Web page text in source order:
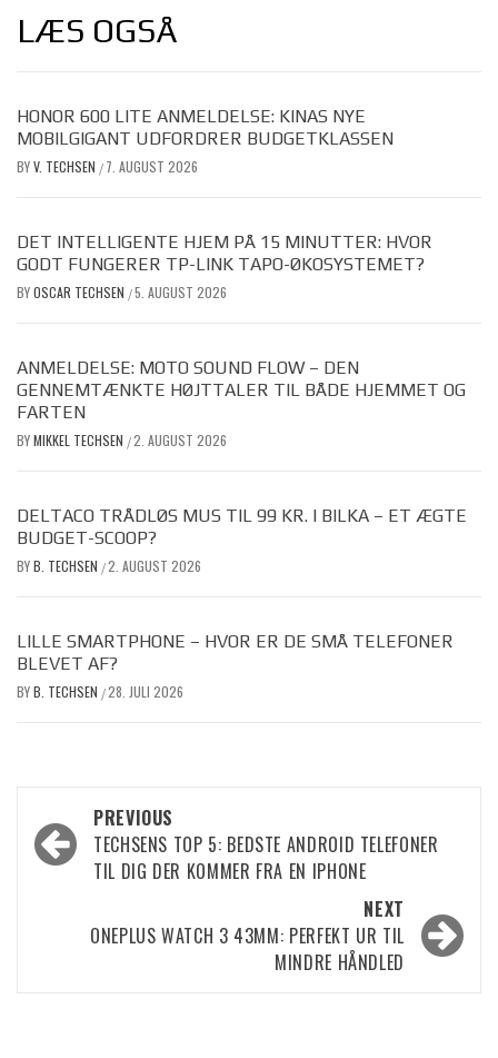
LÆS OGSÅ
HONOR 600 LITE ANMELDELSE: KINAS NYE
MOBILGIGANT UDFORDRER BUDGETKLASSEN
BYV. TECHSEN / 7. AUGUST 2026
DET INTELLIGENTE HJEM PÅ 15 MINUTTER: HVOR
GODT FUNGERER TP-LINK TAPO-ØKOSYSTEMET?
BYOSCAR TECHSEN /5. AUGUST 2026
ANMELDELSE: MOTO SOUND FLOW – DEN
GENNEMTÆNKTE HØJTTALER TIL BÅDE HJEMMET OG
FARTEN
BYMIKKEL TECHSEN /2. AUGUST 2026
DELTACO TRÅDLØS MUS TIL 99 KR. I BILKA – ET ÆGTE
BUDGET-SCOOP?
BYB. TECHSEN /2. AUGUST 2026
LILLE SMARTPHONE – HVOR ER DE SMÅ TELEFONER
BLEVET AF?
BYB. TECHSEN /28. JULI 2026
Post
navigation
PREVIOUS
TECHSENS TOP 5: BEDSTE ANDROID TELEFONER
TIL DIG DER KOMMER FRA EN IPHONE
NEXT
ONEPLUS WATCH 3 43MM: PERFEKT UR TIL
MINDRE HÅNDLED